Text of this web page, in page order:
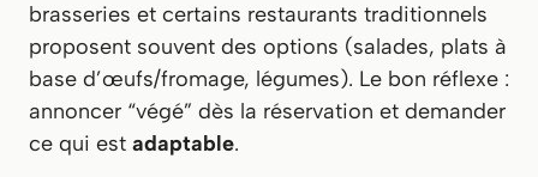
brasseries et certains restaurants traditionnels
proposent souvent des options (salades, plats à
base d’œufs/fromage, légumes). Le bon réflexe :
annoncer “végé” dès la réservation et demander
ce qui est adaptable.